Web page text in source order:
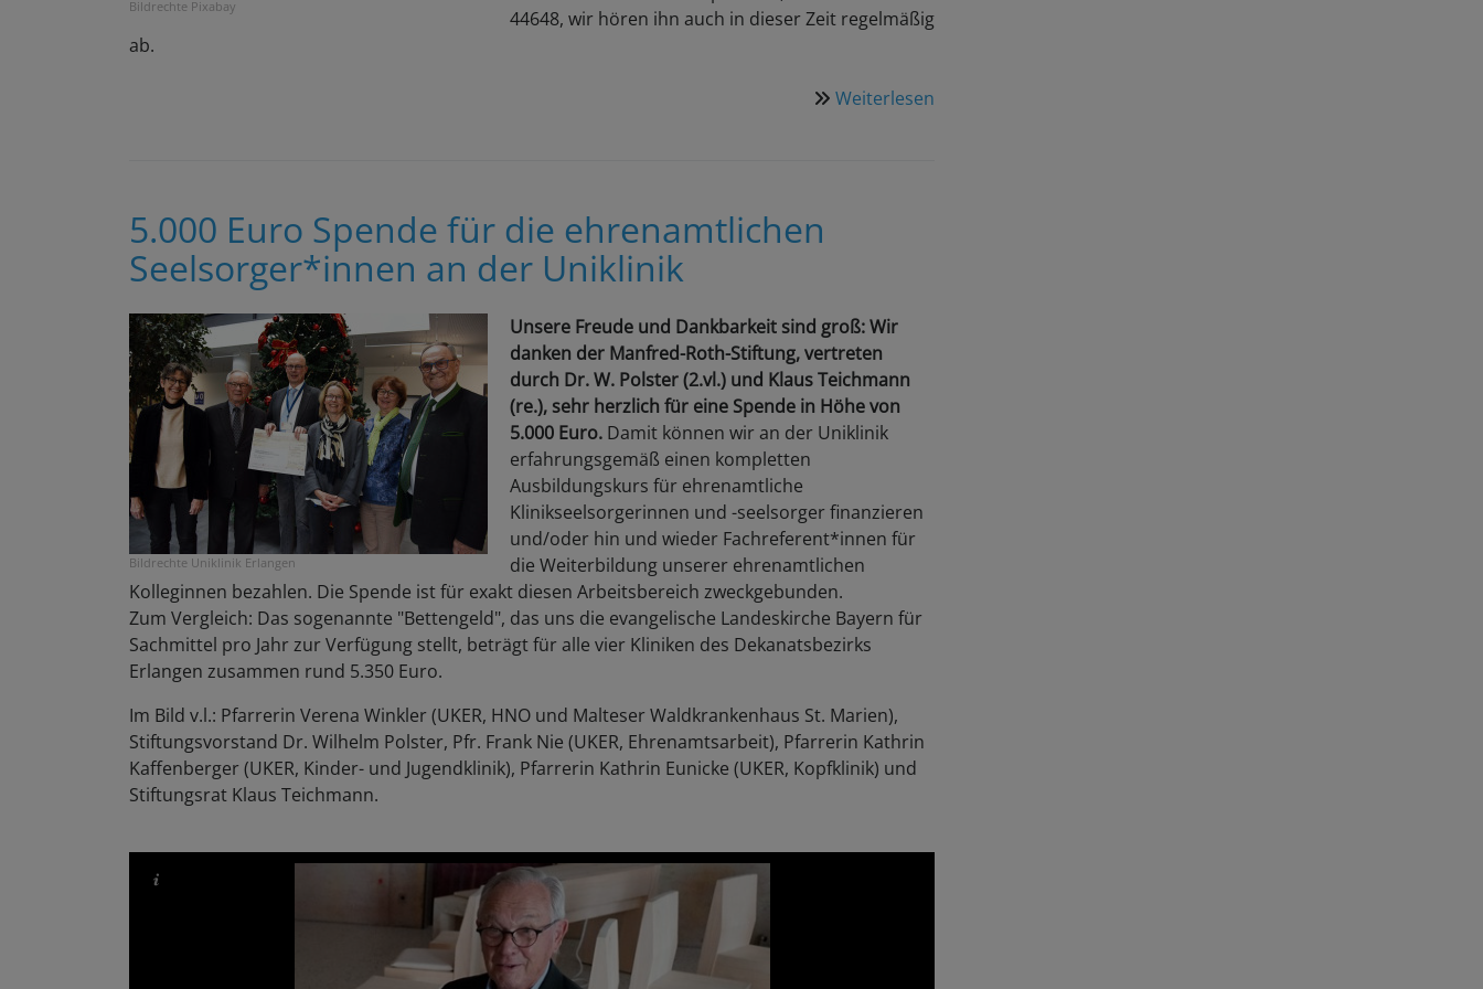
Bildrechte Pixabay
44648, wir hören ihn auch in dieser Zeit regelmäßig
ab.
Weiterlesen
5.000 Euro Spende für die ehrenamtlichen
Seelsorger*innen an der Uniklinik
Bildrechte Uniklinik Erlangen
Unsere Freude und Dankbarkeit sind groß: Wir
danken der Manfred-Roth-Stiftung, vertreten
durch Dr. W. Polster (2.vl.) und Klaus Teichmann
(re.), sehr herzlich für eine Spende in Höhe von
5.000 Euro. Damit können wir an der Uniklinik
erfahrungsgemäß einen kompletten
Ausbildungskurs für ehrenamtliche
Klinikseelsorgerinnen und -seelsorger finanzieren
und/oder hin und wieder Fachreferent*innen für
die Weiterbildung unserer ehrenamtlichen
Kolleginnen bezahlen. Die Spende ist für exakt diesen Arbeitsbereich zweckgebunden.
Zum Vergleich: Das sogenannte "Bettengeld", das uns die evangelische Landeskirche Bayern für
Sachmittel pro Jahr zur Verfügung stellt, beträgt für alle vier Kliniken des Dekanatsbezirks
Erlangen zusammen rund 5.350 Euro.
Im Bild v.l.: Pfarrerin Verena Winkler (UKER, HNO und Malteser Waldkrankenhaus St. Marien),
Stiftungsvorstand Dr. Wilhelm Polster, Pfr. Frank Nie (UKER, Ehrenamtsarbeit), Pfarrerin Kathrin
Kaffenberger (UKER, Kinder- und Jugendklinik), Pfarrerin Kathrin Eunicke (UKER, Kopfklinik) und
Stiftungsrat Klaus Teichmann.